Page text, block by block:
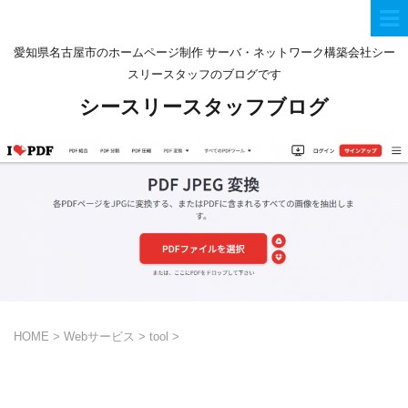
愛知県名古屋市のホームページ制作 サーバ・ネットワーク構築会社シー
スリースタッフのブログです
シースリースタッフブログ
HOME > Webサービス > tool >